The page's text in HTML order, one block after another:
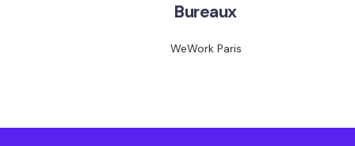
Bureaux
WeWork Paris